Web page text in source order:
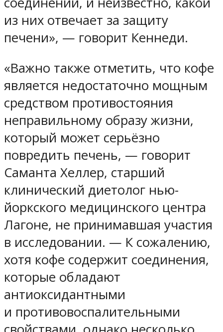
из них отвечает за защиту
печени», — говорит Кеннеди.
«Важно также отметить, что кофе
является недостаточно мощным
средством противостояния
неправильному образу жизни,
который может серьёзно
повредить печень, — говорит
Саманта Хеллер, старший
клинический диетолог нью-
йоркского медицинского центра
Лагоне, не принимавшая участия
в исследовании. — К сожалению,
хотя кофе содержит соединения,
которые обладают
антиоксидантными
и противовоспалительными